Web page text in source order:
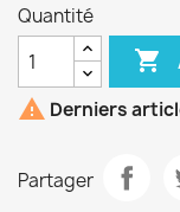
Quantité

 Derniers
Partager